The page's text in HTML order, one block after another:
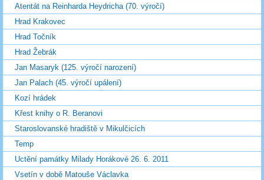
Atentát na Reinharda Heydricha (70. výročí)
Hrad Krakovec
Hrad Točník
Hrad Žebrák
Jan Masaryk (125. výročí narození)
Jan Palach (45. výročí upálení)
Kozí hrádek
Křest knihy o R. Beranovi
Staroslovanské hradiště v Mikulčicích
Temp
Uctění památky Milady Horákové 26. 6. 2011
Vsetín v době Matouše Václavka